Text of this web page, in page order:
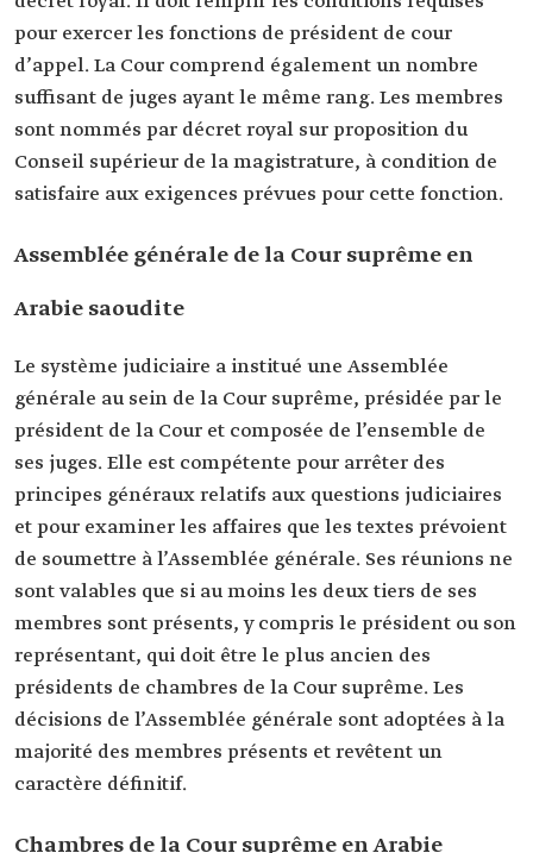
pour exercer les fonctions de président de cour
d’appel. La Cour comprend également un nombre
suffisant de juges ayant le même rang. Les membres
sont nommés par décret royal sur proposition du
Conseil supérieur de la magistrature, à condition de
satisfaire aux exigences prévues pour cette fonction.
Assemblée générale de la Cour suprême en
Arabie saoudite
Le système judiciaire a institué une Assemblée
générale au sein de la Cour suprême, présidée par le
président de la Cour et composée de l’ensemble de
ses juges. Elle est compétente pour arrêter des
principes généraux relatifs aux questions judiciaires
et pour examiner les affaires que les textes prévoient
de soumettre à l’Assemblée générale. Ses réunions ne
sont valables que si au moins les deux tiers de ses
membres sont présents, y compris le président ou son
représentant, qui doit être le plus ancien des
présidents de chambres de la Cour suprême. Les
décisions de l’Assemblée générale sont adoptées à la
majorité des membres présents et revêtent un
caractère définitif.
Chambres de la Cour suprême en Arabie